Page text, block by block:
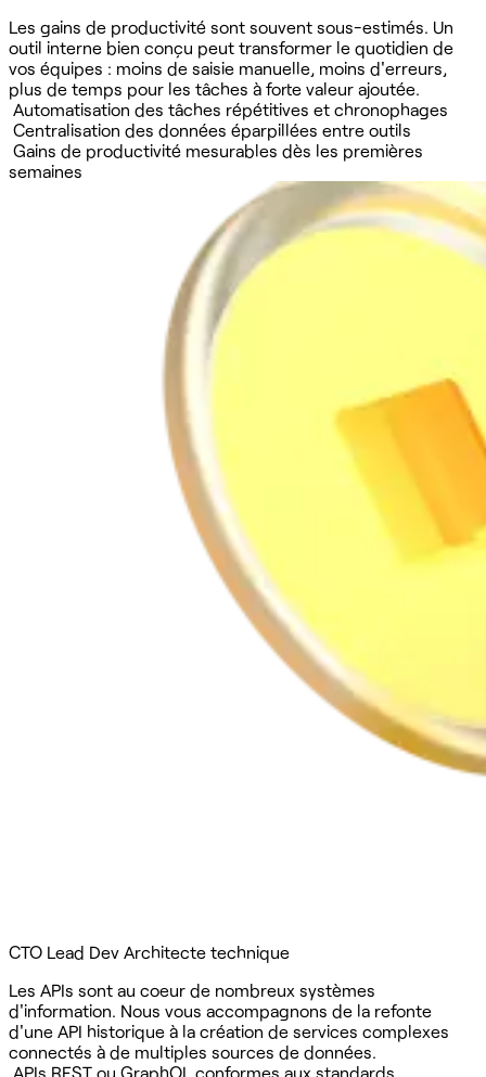
Les gains de productivité sont souvent sous-estimés. Un
outil interne bien conçu peut transformer le quotidien de
vos équipes : moins de saisie manuelle, moins d'erreurs,
plus de temps pour les tâches à forte valeur ajoutée.
Automatisation des tâches répétitives et chronophages
Centralisation des données éparpillées entre outils
Gains de productivité mesurables dès les premières
semaines
CTO Lead Dev Architecte technique
Les APIs sont au coeur de nombreux systèmes
d'information. Nous vous accompagnons de la refonte
d'une API historique à la création de services complexes
connectés à de multiples sources de données.
APIs REST ou GraphQL conformes aux standards